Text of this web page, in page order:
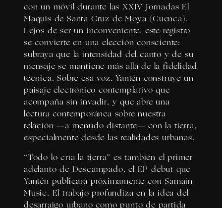
con un móvil durante las XXIV Jornadas El
Maquis de Santa Cruz de Moya (Cuenca).
Lejos de ser un inconveniente, este registro
se convierte en una elección consciente:
subraya que la intensidad del canto y de su
mensaje se mantiene más allá de la fidelidad
técnica. Sobre esa voz, Yantén construye un
paisaje electrónico contemplativo que
acompaña sin invadir, y que abre una
lectura contemporánea sobre nuestra
relación —a menudo distante— con la tierra,
especialmente desde las realidades urbanas.
“Todo lo cría la tierra” es también el primer
adelanto de Descampado, el EP debut que
Yantén publicará próximamente con Samain
Music. El trabajo profundiza en la idea del
desarraigo urbano como punto de partida